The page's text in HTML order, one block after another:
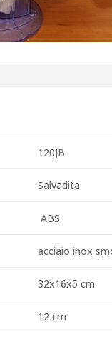
120JB
Salvadita
ABS
acciaio inox
32x16x5 cm
12 cm